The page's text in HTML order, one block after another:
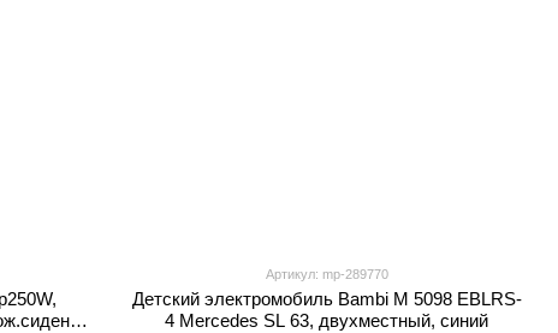
Артикул: mp-289770
Детский электромобиль Bambi M 5098 EBLRS-
4 Mercedes SL 63, двухместный, синий